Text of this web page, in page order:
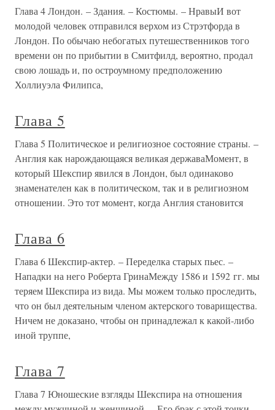
Глава 4 Лондон. – Здания. – Костюмы. – НравыИ вот
молодой человек отправился верхом из Стрэтфорда в
Лондон. По обычаю небогатых путешественников того
времени он по прибытии в Смитфилд, вероятно, продал
свою лошадь и, по остроумному предположению
Холлиуэла Филипса,
Глава 5
Глава 5 Политическое и религиозное состояние страны. –
Англия как нарождающаяся великая державаМомент, в
который Шекспир явился в Лондон, был одинаково
знаменателен как в политическом, так и в религиозном
отношении. Это тот момент, когда Англия становится
Глава 6
Глава 6 Шекспир-актер. – Переделка старых пьес. –
Нападки на него Роберта ГринаМежду 1586 и 1592 гг. мы
теряем Шекспира из вида. Мы можем только проследить,
что он был деятельным членом актерского товарищества.
Ничем не доказано, чтобы он принадлежал к какой-либо
иной труппе,
Глава 7
Глава 7 Юношеские взгляды Шекспира на отношения